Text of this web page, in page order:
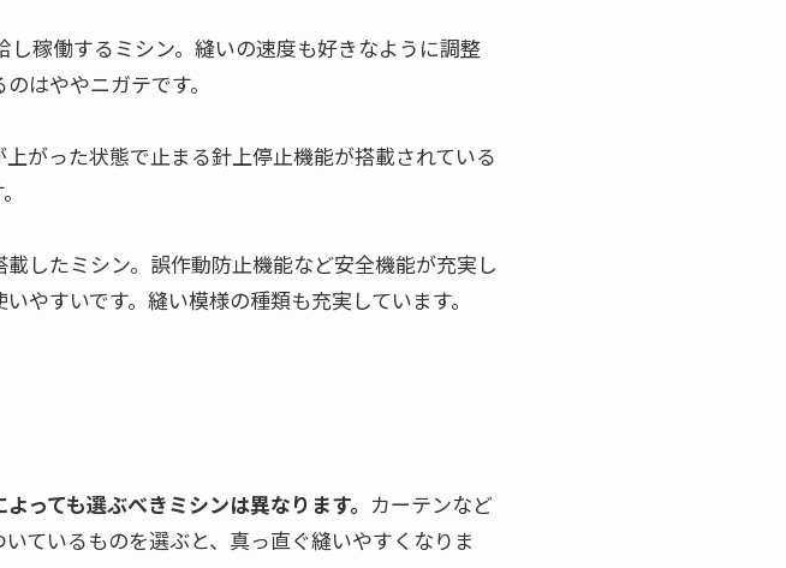
稼働するミシン。縫いの速度も好きなように調整
はややニガテです。
がった状態で止まる針上停止機能が搭載されている
したミシン。誤作動防止機能など安全機能が充実し
やすいです。縫い模様の種類も充実しています。
っても選ぶべきミシンは異なります。 カーテンなど
ているものを選ぶと、真っ直ぐ縫いやすくなりま